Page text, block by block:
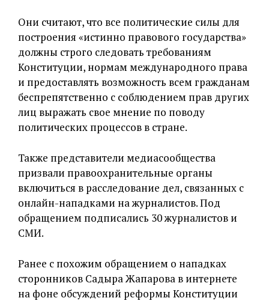
Они считают, что все политические силы для
построения «истинно правового государства»
должны строго следовать требованиям
Конституции, нормам международного права
и предоставлять возможность всем гражданам
беспрепятственно с соблюдением прав других
лиц выражать свое мнение по поводу
политических процессов в стране.
Также представители медиасообщества
призвали правоохранительные органы
включиться в расследование дел, связанных с
онлайн-нападками на журналистов. Под
обращением подписались 30 журналистов и
СМИ.
Ранее с похожим обращением о нападках
сторонников Садыра Жапарова в интернете
на фоне обсуждений реформы Конституции